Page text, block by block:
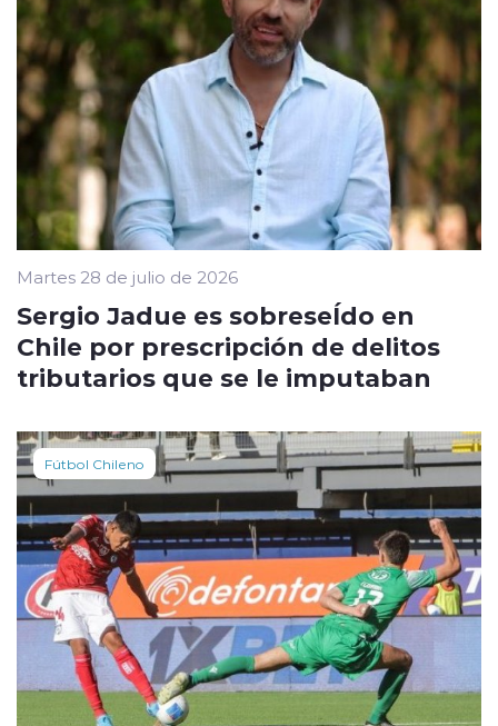
Martes 28 de julio de 2026
Sergio Jadue es sobreseÍdo en
Chile por prescripción de delitos
tributarios que se le imputaban
Fútbol Chileno